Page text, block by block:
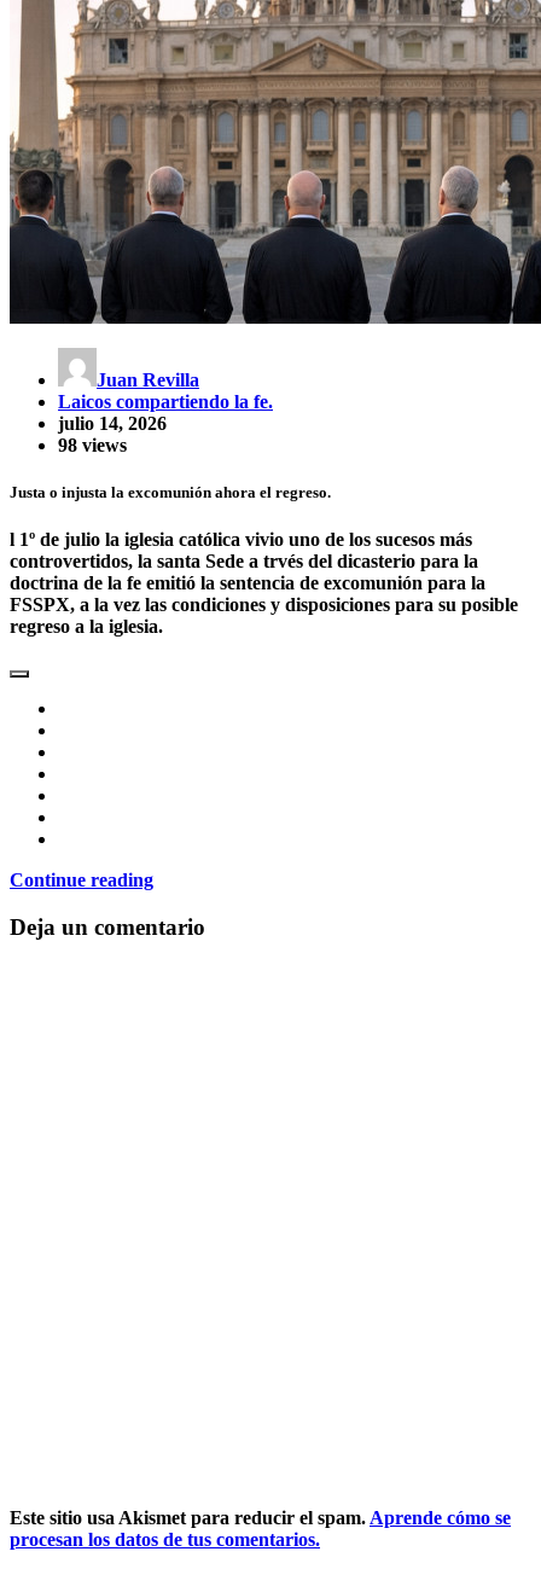
Juan Revilla
Laicos compartiendo la fe.
julio 14, 2026
98 views
Justa o injusta la excomunión ahora el regreso.
l 1º de julio la iglesia católica vivio uno de los sucesos más
controvertidos, la santa Sede a trvés del dicasterio para la
doctrina de la fe emitió la sentencia de excomunión para la
FSSPX, a la vez las condiciones y disposiciones para su posible
regreso a la iglesia.
Continue reading
Deja un comentario
Este sitio usa Akismet para reducir el spam. Aprende cómo se
procesan los datos de tus comentarios.